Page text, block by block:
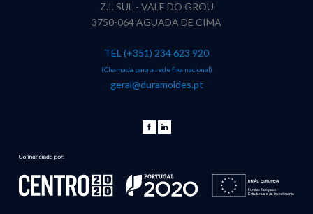
Z.I. SUL - VALE DO GROU
3750-064 AGUADA DE CIMA
TEL (+351) 234 623 920
(Chamada para a rede fixa nacional)
geral@duramoldes.pt